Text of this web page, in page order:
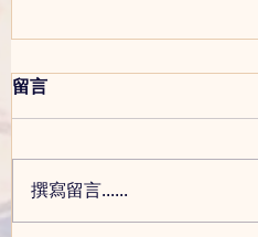
留言
撰寫留言......